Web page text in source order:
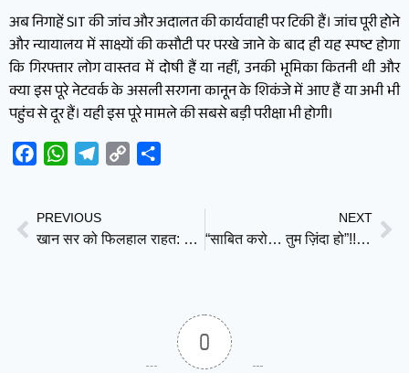
अब निगाहें SIT की जांच और अदालत की कार्यवाही पर टिकी हैं। जांच पूरी होने
और न्यायालय में साक्ष्यों की कसौटी पर परखे जाने के बाद ही यह स्पष्ट होगा
कि गिरफ्तार लोग वास्तव में दोषी हैं या नहीं, उनकी भूमिका कितनी थी और
क्या इस पूरे नेटवर्क के असली सरगना कानून के शिकंजे में आए हैं या अभी भी
पहुंच से दूर हैं। यही इस पूरे मामले की सबसे बड़ी परीक्षा भी होगी।
FacebookWhatsAppTelegram
Copy
PREVIOUS
खान सर को फिलहाल राहत: पटना कोर्ट ने 3 जुलाई तक गिरफ्तारी पर लगाई रोक
NEXT
“साबित करो… तुम ज़िंदा हो”!! क्योंकि मोदी है तो मुमकिन है…
0